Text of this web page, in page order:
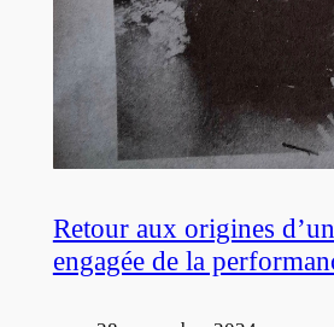
Retour aux origines
engagée de la